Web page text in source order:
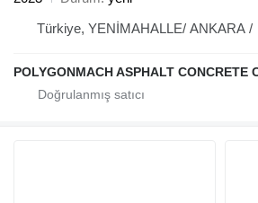
Türkiye, YENİMAHALLE/ ANKARA /